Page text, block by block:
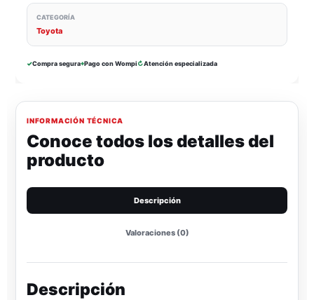
CATEGORÍA
Toyota
✓Compra segura⌖Pago con Wompi↻Atención especializada
INFORMACIÓN TÉCNICA
Conoce todos los detalles del
producto
Descripción
Valoraciones (0)
Descripción